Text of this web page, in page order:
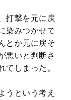
打撃を元に戻
染みつかせて
とか元に戻そ
悪いと判断さ
てしまった。
うという考え